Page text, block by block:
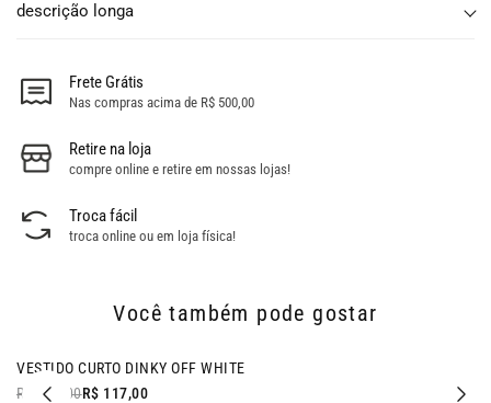
descrição longa
Frete Grátis
Nas compras acima de R$ 500,00
Retire na loja
compre online e retire em nossas lojas!
Troca fácil
troca online ou em loja física!
Você também pode gostar
- 56% OFF
VESTIDO CURTO DINKY OFF WHITE
R$ 267,00R$ 117,00